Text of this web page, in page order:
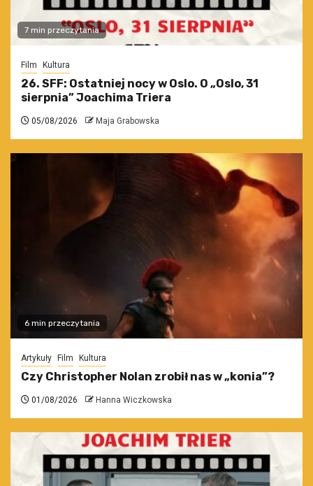
7 min przeczytania
Film Kultura
26. SFF: Ostatniej nocy w Oslo. O „Oslo, 31
sierpnia” Joachima Triera
05/08/2026 Maja Grabowska
6 min przeczytania
Artykuły Film Kultura
Czy Christopher Nolan zrobił nas w „konia”?
01/08/2026 Hanna Wiczkowska